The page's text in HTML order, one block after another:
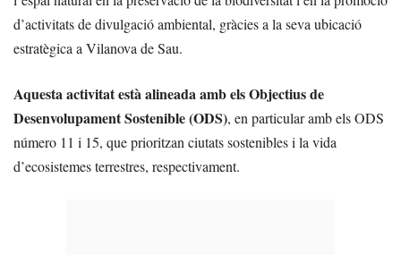
d’activitats de divulgació ambiental, gràcies a la seva ubicació
estratègica a Vilanova de Sau.
Aquesta activitat està alineada amb els Objectius de
Desenvolupament Sostenible (ODS), en particular amb els ODS
número 11 i 15, que prioritzan ciutats sostenibles i la vida
d’ecosistemes terrestres, respectivament.